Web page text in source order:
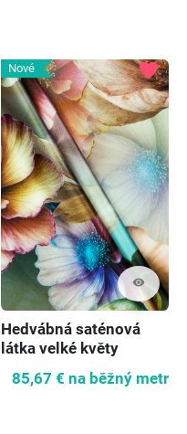
Nové
visibility
favorite
Hedvábná saténová
látka velké květy
85,67 € na běžný metr